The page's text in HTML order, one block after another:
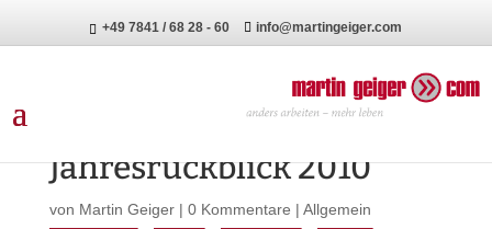
+49 7841 / 68 28 - 60 info@martingeiger.com
Jahresrückblick 2010
von Martin Geiger| 0 Kommentare | Allgemein